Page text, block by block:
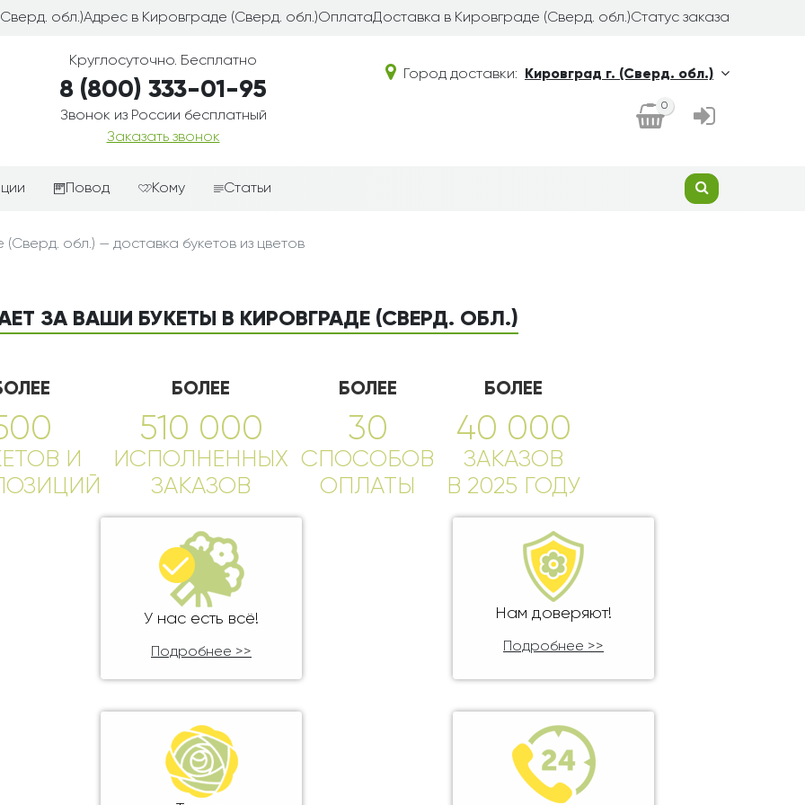
обл.)Адрес в Кировграде (Сверд. обл.)ОплатаДоставка в Кировграде (Сверд. обл.)Статус заказа
Круглосуточно. Бесплатно
8 (800) 333-01-95
Звонок из России бесплатный
Заказать звонок
Город доставки: Кировград г. (Сверд. обл.)
0
Повод
цветам
День рождения
Свидание
Спасибо!
Юбилей
Кому
Мужчине
Подруге
Сестре
Брату
Врачу
Коллеге
Бабушке
Дедушке
Статьи
обл.) — доставка букетов из цветов
ЗА ВАШИ БУКЕТЫ В КИРОВГРАДЕ (СВЕРД. ОБЛ.)
И
БОЛЕЕ
510 000
ИСПОЛНЕННЫХ
ЗАКАЗОВ
БОЛЕЕ
30
СПОСОБОВ
ОПЛАТЫ
БОЛЕЕ
40 000
ЗАКАЗОВ
В 2025 ГОДУ
У нас есть всё!
Подробнее >>
Нам доверяют!
Подробнее >>